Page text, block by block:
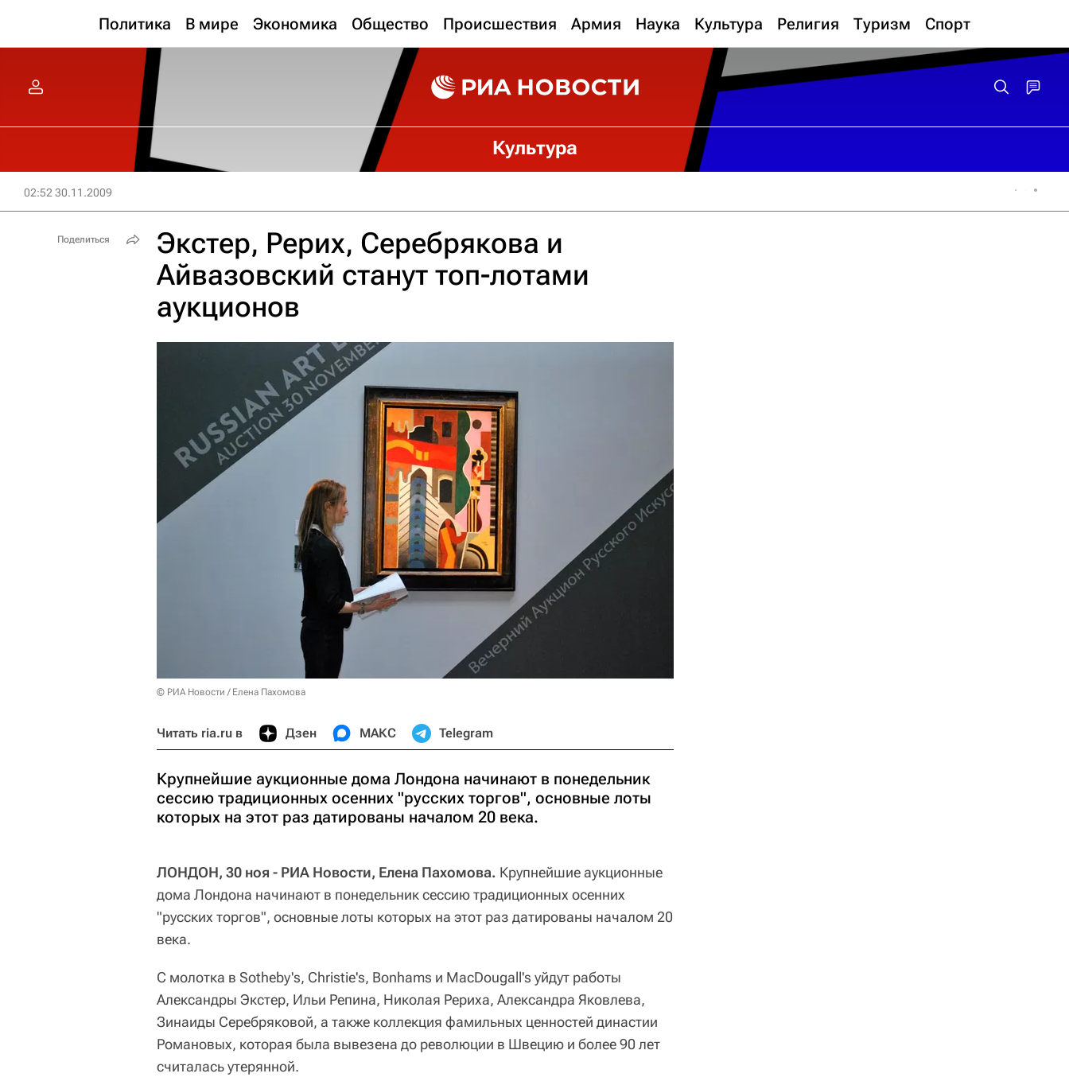
Политика В мире Экономика Общество Происшествия Армия Наука Культура Религия Туризм Спорт
Культура
02:52 30.11.2009
Экстер, Рерих, Серебрякова и
Айвазовский станут топ-лотами
аукционов
© РИА Новости / Елена Пахомова
Читать ria.ru в Дзен МАКС Telegram
Крупнейшие аукционные дома Лондона начинают в понедельник
сессию традиционных осенних "русских торгов", основные лоты
которых на этот раз датированы началом 20 века.
ЛОНДОН, 30 ноя - РИА Новости, Елена Пахомова. Крупнейшие аукционные
дома Лондона начинают в понедельник сессию традиционных осенних
"русских торгов", основные лоты которых на этот раз датированы началом 20
века.
С молотка в Sotheby's, Christie's, Bonhams и MacDougall's уйдут работы
Александры Экстер, Ильи Репина, Николая Рериха, Александра Яковлева,
Зинаиды Серебряковой, а также коллекция фамильных ценностей династии
Романовых, которая была вывезена до революции в Швецию и более 90 лет
считалась утерянной.
Поделиться